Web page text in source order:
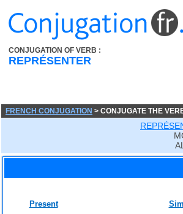
CONJUGATION OF VERB :
REPRÉSENTER
FRENCH CONJUGATION > CONJUGATE THE
Present